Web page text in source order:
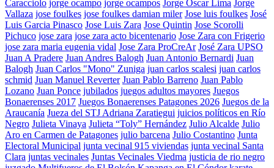
Caracciolo jorge ocampo jorge ocampos Jorge Oscar Lima Jorge
Vallaza jose foulkes jose foulkes damian miler Jose luis foulkes José
Luis Garcia Pinasco Jose Luis Zara Jose Quintin Jose Scorolli
Pichuco jose zara jose zara acto bicentenario Jose Zara con Frigerio
jose zara maria eugenia vidal Jose Zara ProCreAr José Zara UPSO
Juan A Pradere Juan Andres Balogh Juan Antonio Bernardi Juan
Balogh Juan Carlos "Mono" Zuniga juan carlos scalesi juan carlos
schmid Juan Manuel Reverter Juan Pablo Barreno Juan Pablo
Lozano Juan Ponce jubilados juegos adultos mayores Juegos
Bonaerenses 2017 Juegos Bonaerenses Patagones 2026 Juegos de la
Araucanía Jueza del STJ Adriana Zaratiegui juicios políticos en Río
Negro Julieta Vinaya Julieta “Toly” Hernández Julio Alcalde Julio
Aro en Carmen de Patagones julio barcena Julio Costantino Junta
Electoral Municipal junta vecinal 915 viviendas junta vecinal Santa
Clara juntas vecinales Juntas Vecinales Viedma justicia de rio negro